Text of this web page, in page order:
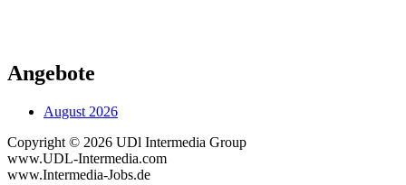
Angebote
August 2026
Copyright © 2026 UDl Intermedia Group
www.UDL-Intermedia.com
www.Intermedia-Jobs.de